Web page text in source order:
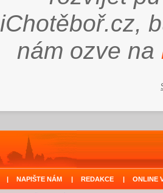
iChotěboř.cz,
nám ozve na
| NAPIŠTE NÁM | REDAKCE | ONLINE